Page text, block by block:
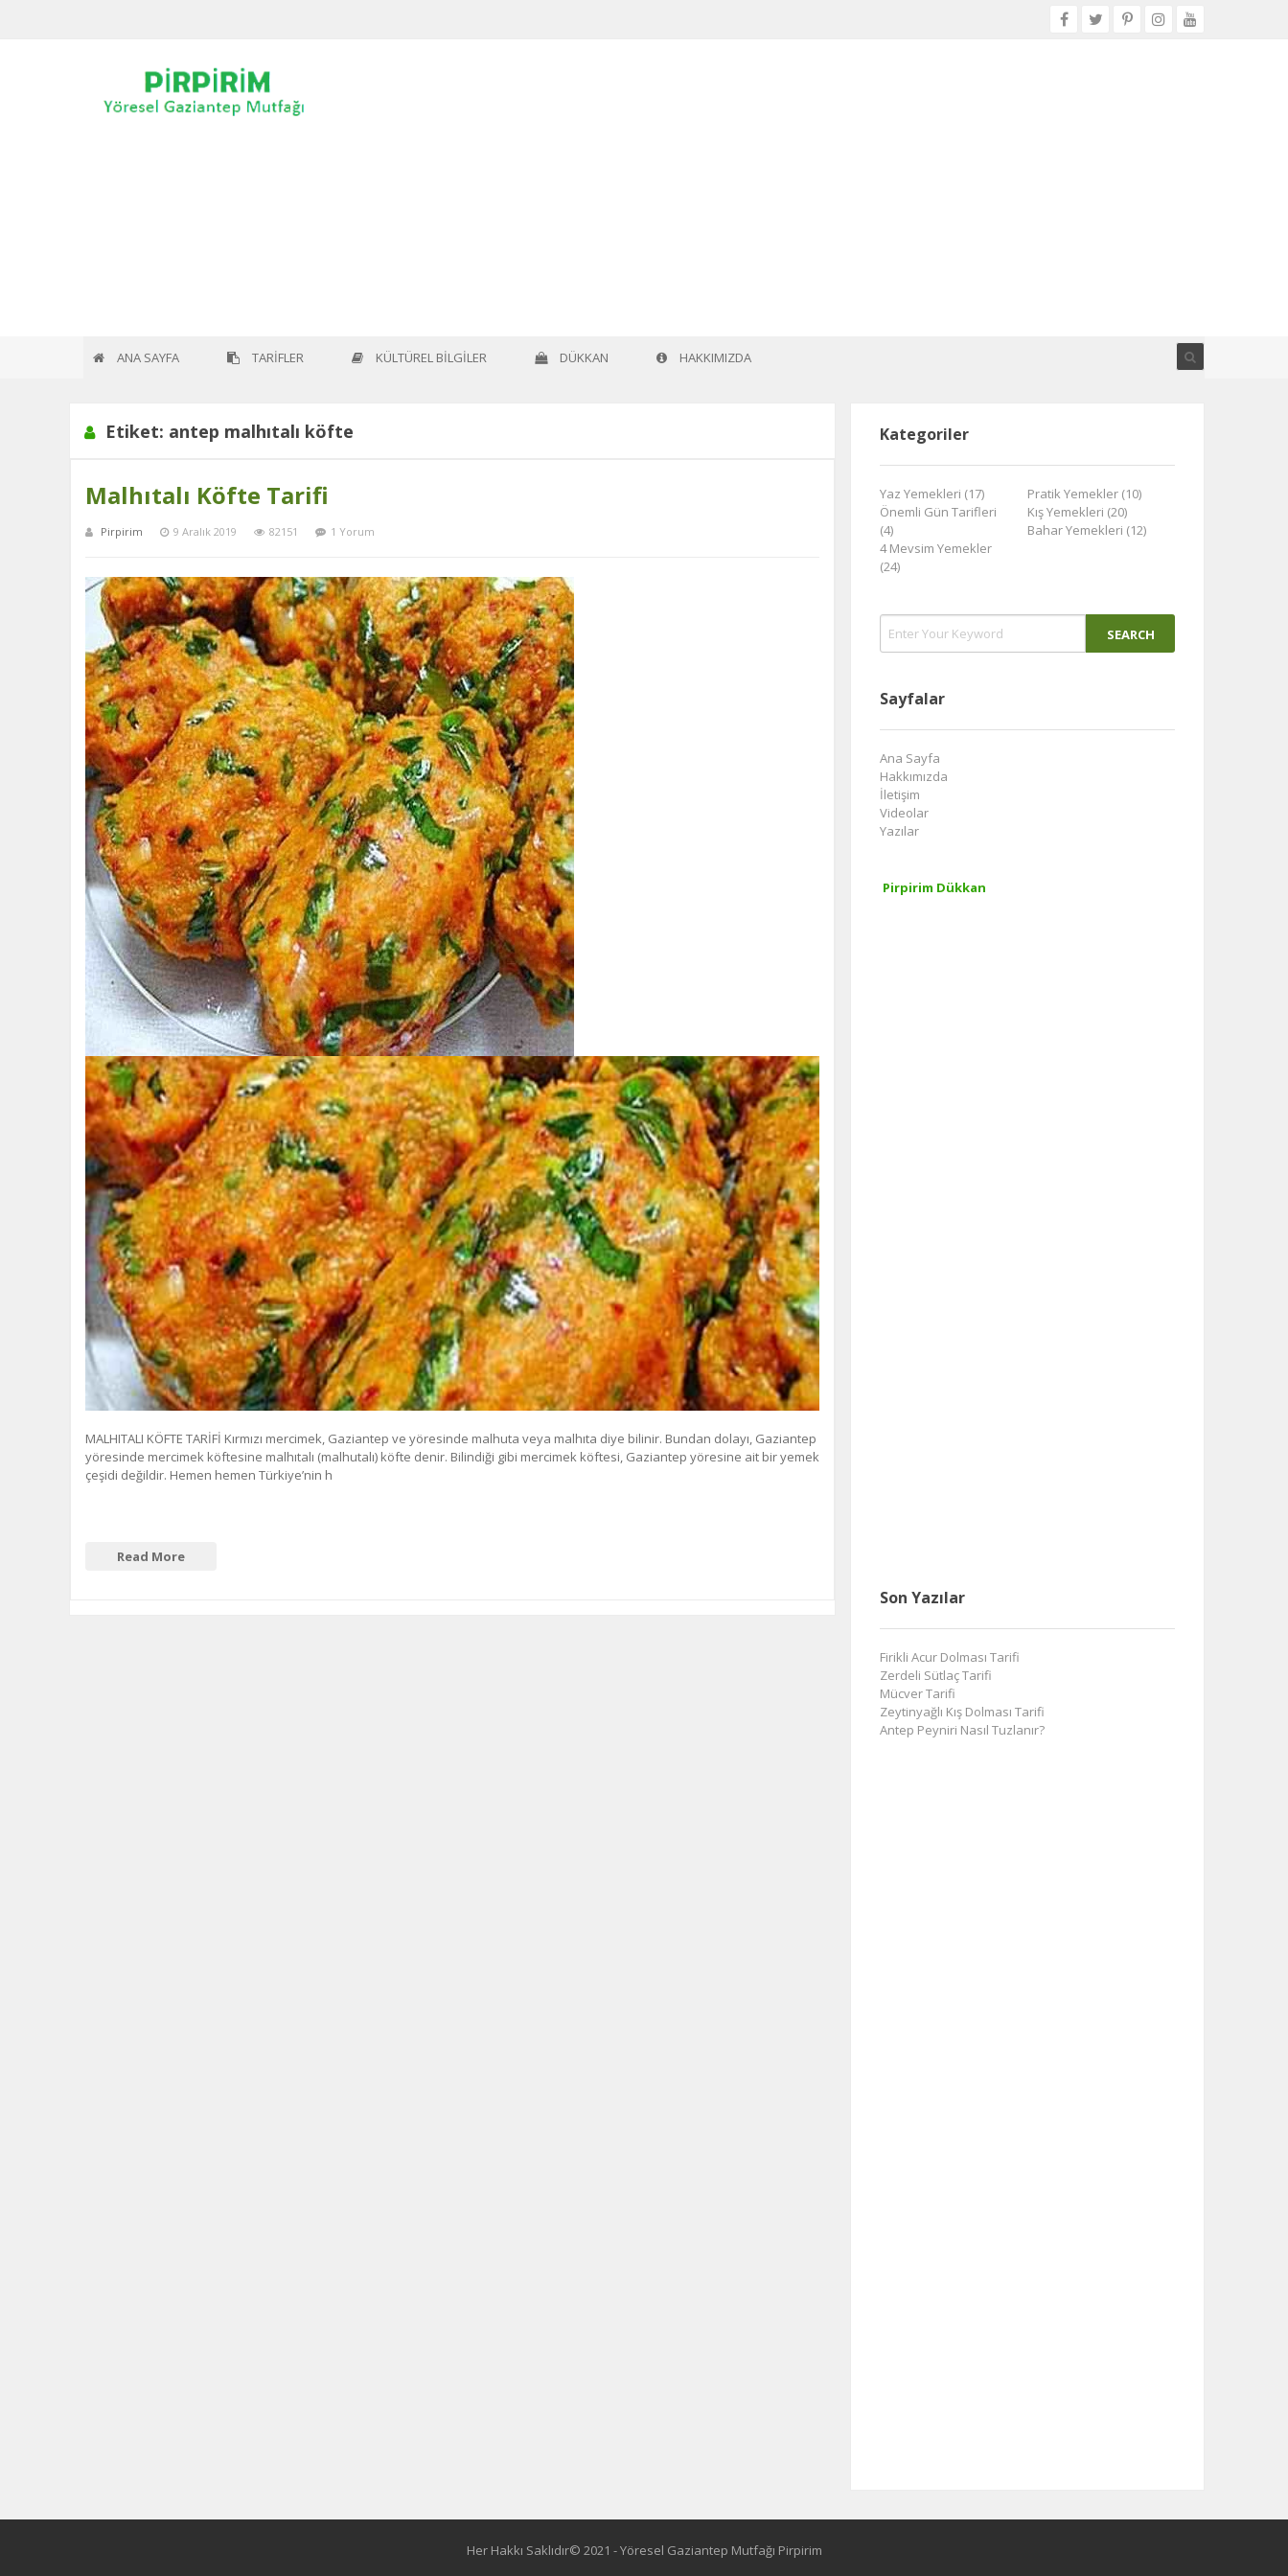
ANA SAYFA TARİFLER KÜLTÜREL BILGILER DÜKKAN HAKKIMIZDA
Home Etiket: antep malhıtalı köfte
Etiket: antep malhıtalı köfte
Malhıtalı Köfte Tarifi
Pirpirim 9 Aralık 2019 82151 1 Yorum
MALHITALI KÖFTE TARİFİ Kırmızı mercimek, Gaziantep ve yöresinde malhuta veya malhıta diye bilinir. Bundan dolayı, Gaziantep
yöresinde mercimek köftesine malhıtalı (malhutalı) köfte denir. Bilindiği gibi mercimek köftesi, Gaziantep yöresine ait bir yemek
çeşidi değildir. Hemen hemen Türkiye’nin h
Read More
Kategoriler
Yaz Yemekleri (17)
Pratik Yemekler (10)
Önemli Gün Tarifleri
(4)
Kış Yemekleri (20)
Bahar Yemekleri (12)
4 Mevsim Yemekler
(24)
Sayfalar
Ana Sayfa
Hakkımızda
İletişim
Videolar
Yazılar
Pirpirim Dükkan
Son Yazılar
Firikli Acur Dolması Tarifi
Zerdeli Sütlaç Tarifi
Mücver Tarifi
Zeytinyağlı Kış Dolması Tarifi
Antep Peyniri Nasıl Tuzlanır?
Her Hakkı Saklıdır© 2021 - Yöresel Gaziantep Mutfağı Pirpirim